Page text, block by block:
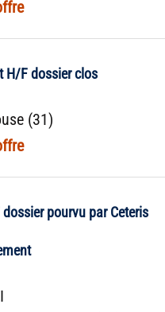
H/F dossier clos
(31)
pourvu par Ceteris